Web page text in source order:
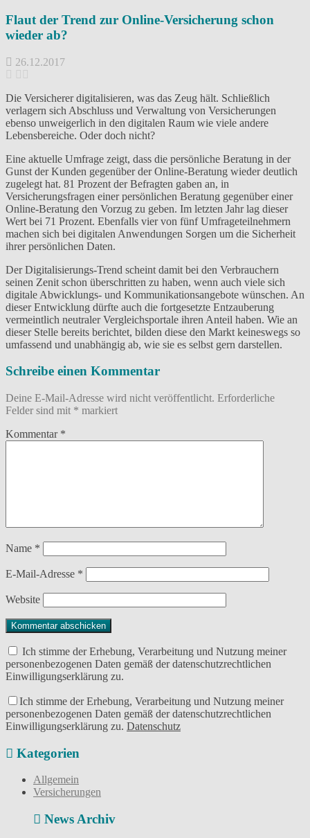
Flaut der Trend zur Online-Versicherung schon
wieder ab?
26.12.2017
Die Versicherer digitalisieren, was das Zeug hält. Schließlich
verlagern sich Abschluss und Verwaltung von Versicherungen
ebenso unweigerlich in den digitalen Raum wie viele andere
Lebensbereiche. Oder doch nicht?
Eine aktuelle Umfrage zeigt, dass die persönliche Beratung in der
Gunst der Kunden gegenüber der Online-Beratung wieder deutlich
zugelegt hat. 81 Prozent der Befragten gaben an, in
Versicherungsfragen einer persönlichen Beratung gegenüber einer
Online-Beratung den Vorzug zu geben. Im letzten Jahr lag dieser
Wert bei 71 Prozent. Ebenfalls vier von fünf Umfrageteilnehmern
machen sich bei digitalen Anwendungen Sorgen um die Sicherheit
ihrer persönlichen Daten.
Der Digitalisierungs-Trend scheint damit bei den Verbrauchern
seinen Zenit schon überschritten zu haben, wenn auch viele sich
digitale Abwicklungs- und Kommunikationsangebote wünschen. An
dieser Entwicklung dürfte auch die fortgesetzte Entzauberung
vermeintlich neutraler Vergleichsportale ihren Anteil haben. Wie an
dieser Stelle bereits berichtet, bilden diese den Markt keineswegs so
umfassend und unabhängig ab, wie sie es selbst gern darstellen.
Schreibe einen Kommentar
Deine E-Mail-Adresse wird nicht veröffentlicht. Erforderliche
Felder sind mit * markiert
Kommentar *
Name *
E-Mail-Adresse *
Website
Ich stimme der Erhebung, Verarbeitung und Nutzung meiner
personenbezogenen Daten gemäß der datenschutzrechtlichen
Einwilligungserklärung zu.
Ich stimme der Erhebung, Verarbeitung und Nutzung meiner
personenbezogenen Daten gemäß der datenschutzrechtlichen
Einwilligungserklärung zu. Datenschutz
Kategorien
Allgemein
Versicherungen
News Archiv